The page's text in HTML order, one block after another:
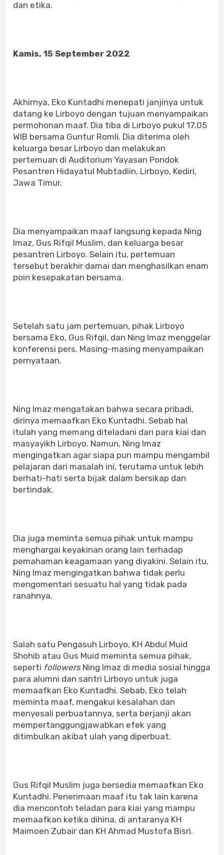
dan etika.
Kamis, 15 September 2022
Akhirnya, Eko Kuntadhi menepati janjinya untuk
datang ke Lirboyo dengan tujuan menyampaikan
permohonan maaf. Dia tiba di Lirboyo pukul 17.05
WIB bersama Guntur Romli. Dia diterima oleh
keluarga besar Lirboyo dan melakukan
pertemuan di Auditorium Yayasan Pondok
Pesantren Hidayatul Mubtadiin, Lirboyo, Kediri,
Jawa Timur.
Dia menyampaikan maaf langsung kepada Ning
Imaz, Gus Rifqil Muslim, dan keluarga besar
pesantren Lirboyo. Selain itu, pertemuan
tersebut berakhir damai dan menghasilkan enam
poin kesepakatan bersama.
Setelah satu jam pertemuan, pihak Lirboyo
bersama Eko, Gus Rifqil, dan Ning Imaz menggelar
konferensi pers. Masing-masing menyampaikan
pernyataan.
Ning Imaz mengatakan bahwa secara pribadi,
dirinya memaafkan Eko Kuntadhi. Sebab hal
itulah yang memang diteladani dari para kiai dan
masyayikh Lirboyo. Namun, Ning Imaz
mengingatkan agar siapa pun mampu mengambil
pelajaran dari masalah ini, terutama untuk lebih
berhati-hati serta bijak dalam bersikap dan
bertindak.
Dia juga meminta semua pihak untuk mampu
menghargai keyakinan orang lain terhadap
pemahaman keagamaan yang diyakini. Selain itu,
Ning Imaz mengingatkan bahwa tidak perlu
mengomentari sesuatu hal yang tidak pada
ranahnya.
Salah satu Pengasuh Lirboyo, KH Abdul Muid
Shohib atau Gus Muid meminta semua pihak,
seperti followersNing Imaz di media sosial hingga
para alumni dan santri Lirboyo untuk juga
memaafkan Eko Kuntadhi. Sebab, Eko telah
meminta maaf, mengakui kesalahan dan
menyesali perbuatannya, serta berjanji akan
mempertanggungjawabkan efek yang
ditimbulkan akibat ulah yang diperbuat.
Gus Rifqil Muslim juga bersedia memaafkan Eko
Kuntadhi. Penerimaan maaf itu tak lain karena
dia mencontoh teladan para kiai yang mampu
memaafkan ketika dihina, di antaranya KH
Maimoen Zubair dan KH Ahmad Mustofa Bisri.